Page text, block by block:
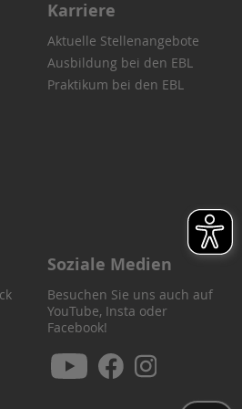
Karriere
Aktuelle Stellenangebote
Ausbildung bei den EBL
Praktikum bei den EBL
Soziale Medien
Besuchen Sie uns auch auf
YouTube, Insta oder
Facebook!